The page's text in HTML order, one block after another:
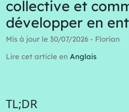
collective et
développer en
Mis à jour le 30/07/2026 - Florian
Lire cet article en Anglais
TL;DR